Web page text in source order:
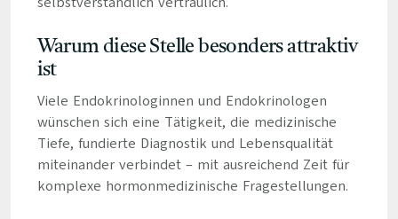
Warum diese Stelle besonders attraktiv
ist
Viele Endokrinologinnen und Endokrinologen
wünschen sich eine Tätigkeit, die medizinische
Tiefe, fundierte Diagnostik und Lebensqualität
miteinander verbindet – mit ausreichend Zeit für
komplexe hormonmedizinische Fragestellungen.